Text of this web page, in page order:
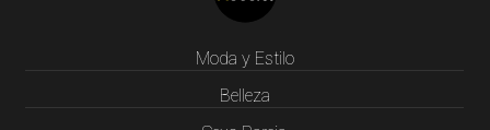
Moda y Estilo
Belleza